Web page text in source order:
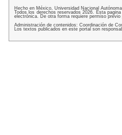
Hecho en México, Universidad Nacional
Todos los derechos reservados 2026. Esta
electrónica. De otra forma requiere permiso
Administración de contenidos: Coordinación de
Los textos publicados en este portal son